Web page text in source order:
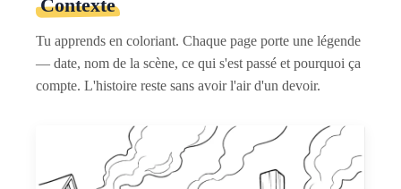
Contexte
Tu apprends en coloriant. Chaque page porte une légende
— date, nom de la scène, ce qui s'est passé et pourquoi ça
compte. L'histoire reste sans avoir l'air d'un devoir.